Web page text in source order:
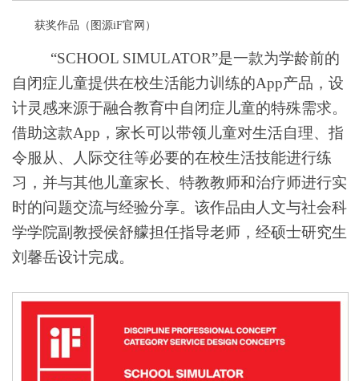
获奖作品（图源iF官网）
“SCHOOL SIMULATOR”是一款为学龄前的
自闭症儿童提供在校生活能力训练的App产品，设
计灵感来源于融合教育中自闭症儿童的特殊需求。
借助这款App ，家长可以带领儿童对生活自理、指
令服从、人际交往等必要的在校生活技能进行练
习，并与其他儿童家长、特教教师和治疗师进行实
时的问题交流与经验分享。该作品由人文与社会科
学学院副教授侯舒艨担任指导老师，经硕士研究生
刘馨岳设计完成。